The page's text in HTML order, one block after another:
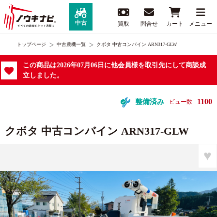
中古 買取 問合せ カート メニュー
トップページ 中古農機一覧 クボタ 中古コンバイン ARN317-GLW
この商品は2026年07月06日に他会員様を取引先にして商談成
立しました。
整備済み ビュー数 1100
クボタ 中古コンバイン ARN317-GLW
♥